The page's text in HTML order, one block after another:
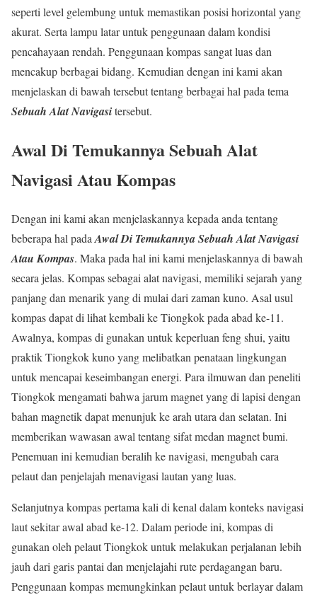
seperti level gelembung untuk memastikan posisi horizontal yang
akurat. Serta lampu latar untuk penggunaan dalam kondisi
pencahayaan rendah. Penggunaan kompas sangat luas dan
mencakup berbagai bidang. Kemudian dengan ini kami akan
menjelaskan di bawah tersebut tentang berbagai hal pada tema
Sebuah Alat Navigasitersebut.
Awal Di Temukannya Sebuah Alat
Navigasi Atau Kompas
Dengan ini kami akan menjelaskannya kepada anda tentang
beberapa hal pada Awal Di Temukannya Sebuah Alat Navigasi
Atau Kompas. Maka pada hal ini kami menjelaskannya di bawah
secara jelas. Kompas sebagai alat navigasi, memiliki sejarah yang
panjang dan menarik yang di mulai dari zaman kuno. Asal usul
kompas dapat di lihat kembali ke Tiongkok pada abad ke-11.
Awalnya, kompas di gunakan untuk keperluan feng shui, yaitu
praktik Tiongkok kuno yang melibatkan penataan lingkungan
untuk mencapai keseimbangan energi. Para ilmuwan dan peneliti
Tiongkok mengamati bahwa jarum magnet yang di lapisi dengan
bahan magnetik dapat menunjuk ke arah utara dan selatan. Ini
memberikan wawasan awal tentang sifat medan magnet bumi.
Penemuan ini kemudian beralih ke navigasi, mengubah cara
pelaut dan penjelajah menavigasi lautan yang luas.
Selanjutnya kompas pertama kali di kenal dalam konteks navigasi
laut sekitar awal abad ke-12. Dalam periode ini, kompas di
gunakan oleh pelaut Tiongkok untuk melakukan perjalanan lebih
jauh dari garis pantai dan menjelajahi rute perdagangan baru.
Penggunaan kompas memungkinkan pelaut untuk berlayar dalam